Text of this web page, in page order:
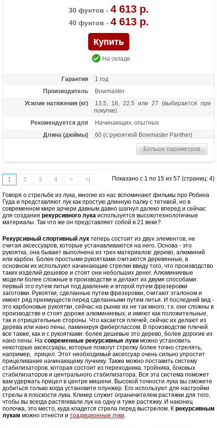
30 фунтов - 4 613 р.
40 фунтов - 4 613 р.
На складе
Гарантия
1 год
Производитель
Bowmaster
Усилие натяжения (кг)
13.5, 18, 22.5 или 27 (выбирается при
покупке)
Рекомендуется для
Начинающих, опытных
Длина (дюймы)
60 (с рукояткой Bowmaster Panther)
Больше параметров
1 2 3 4 > >| Показано с 1 по 15 из 57 (страниц: 4)
Говоря о стрельбе из лука, многие из нас вспоминают фильмы про Робина
Гуда и представляют лук как простую длинную палку с тетивой, но в
современном мире арчери давным давно шагнул далеко вперед и сейчас
для создания рекурсивного лука используется высокотехнологичные
материалы. Так что же он представляет собой в 21 веке?
Рекурсивный спортивный лук теперь состоит из двух элементов, не
считая аксессуаров, которые устанавливаются на него. Основа - это
рукоятка, она бывает выполнена из трех материалов: дерево, алюминий
или карбон. Более простыми рукоятками считаются деревянные, в
основном их используют начинающие стрелки ввиду того, что производство
таких изделий дешевое и стоят они небольших денег. Алюминиевые
модели более сложные в производстве и делают их двумя способами:
первый это путем литья под давление и второй путем фрезеровки
заготовки. Рукоятки, сделанные путем фрезеровки, считают эталоном и
имеют ряд преимуществ перед сделанными путем литья. И последний вид -
это карбоновые рукоятки, сейчас на рынке их не так много, т.к. они сложны в
производстве и стоят дороже алюминиевых, и имеют как положительные,
так и отрицательные стороны. Что касается плечей, сейчас их делают из
дерева или нано пены, ламинируя фиберглассом. В производстве плечей
все также, как и с рукоятками: более дешевые это дерево, более дорогие из
нано пены. На современные рекурсивные луки можно установить
некоторые аксессуары, которые помогут стрелку более точно стрелять,
например, прицел. Этот необходимый аксессуар очень сильно упростит
прицеливание начинающему лучнику. Также можно поставить систему
стабилизаторов, которая состоит из переходника, тройника, боковых
стабилизаторов и центрального стабилизатора. Вся эта система поможет
вам удержать прицел в центре мишени. Высокой точности лука вы сможете
добиться только когда установите плунжер. Его используют для настройки
стрелы в плоскости лука. Кликер служит ограничителем растяжки для того,
чтобы вы всегда растягивали лук на одну и туже растяжку. И наконец
полочка, это место, куда кладется стрела перед выстрелом. К рекурсивным
лукам можно отнести и традиционные луки.